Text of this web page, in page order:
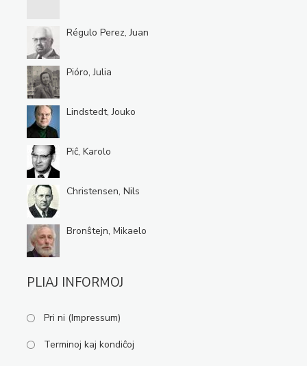
Régulo Perez, Juan
Pióro, Julia
Lindstedt, Jouko
Piĉ, Karolo
Christensen, Nils
Bronŝtejn, Mikaelo
PLIAJ INFORMOJ
Pri ni (Impressum)
Terminoj kaj kondiĉoj